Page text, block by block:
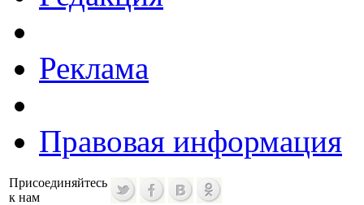
Реклама
Правовая информация
Присоединяйтесь
к нам